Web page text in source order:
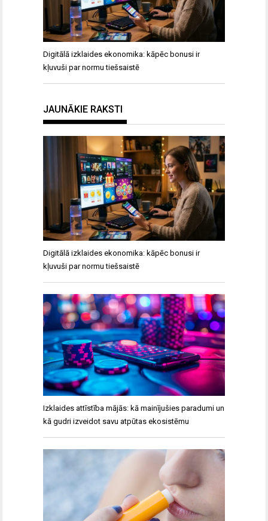
Digitālā izklaides ekonomika: kāpēc bonusi ir
kļuvuši par normu tiešsaistē
JAUNĀKIE RAKSTI
Digitālā izklaides ekonomika: kāpēc bonusi ir
kļuvuši par normu tiešsaistē
Izklaides attīstība mājās: kā mainījušies paradumi un
kā gudri izveidot savu atpūtas ekosistēmu